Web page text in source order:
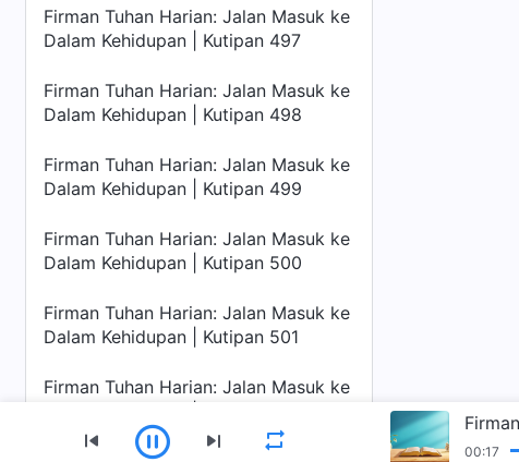
Firman Tuhan Harian: Jalan Masuk ke
Dalam Kehidupan | Kutipan 497
Firman Tuhan Harian: Jalan Masuk ke
Dalam Kehidupan | Kutipan 498
Firman Tuhan Harian: Jalan Masuk ke
Dalam Kehidupan | Kutipan 499
Firman Tuhan Harian: Jalan Masuk ke
Dalam Kehidupan | Kutipan 500
Firman Tuhan Harian: Jalan Masuk ke
Dalam Kehidupan | Kutipan 501
Firman Tuhan Harian: Jalan Masuk ke
00:18